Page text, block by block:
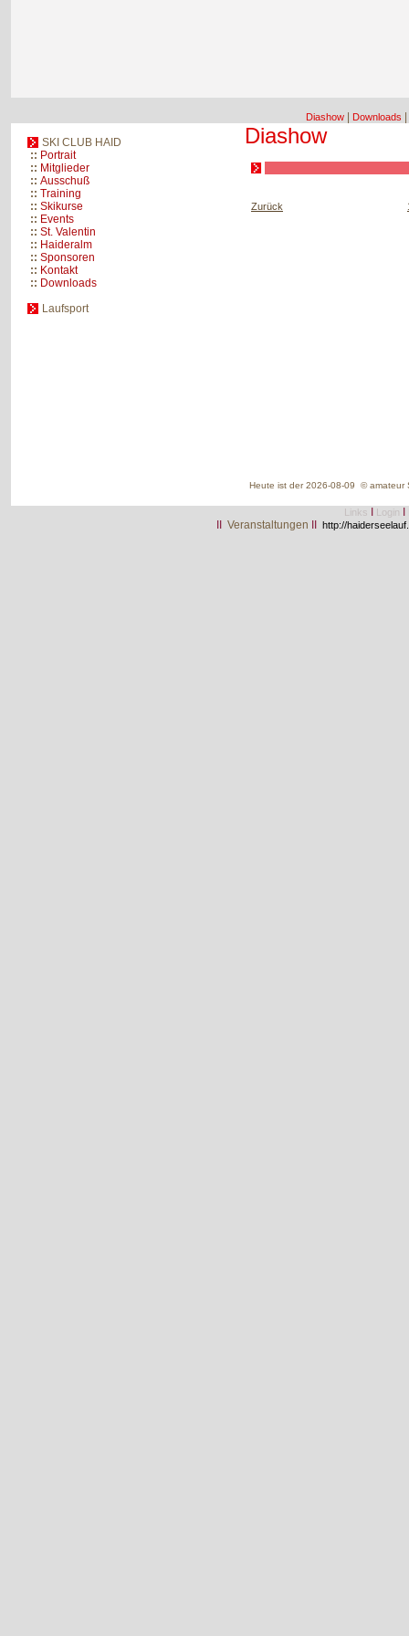
Diashow Downloads
SKI CLUB HAID
:: Portrait
:: Mitglieder
:: Ausschuß
:: Training
:: Skikurse
:: Events
:: St. Valentin
:: Haideralm
:: Sponsoren
:: Kontakt
:: Downloads
Laufsport
Diashow
Zurück
Heute ist der 2026-08-09 © amateur
Links Login
Veranstaltungen http://